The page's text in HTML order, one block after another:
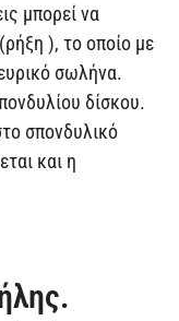
μπορεί να
), το οποίο με
σωλήνα.
δίσκου.
σπονδυλικό
και η